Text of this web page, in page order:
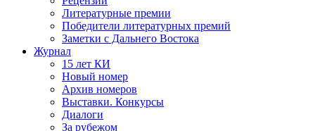
Литературные премии
Победители литературных премий
Заметки с Дальнего Востока
Журнал
15 лет КИ
Новый номер
Архив номеров
Выставки. Конкурсы
Диалоги
За рубежом